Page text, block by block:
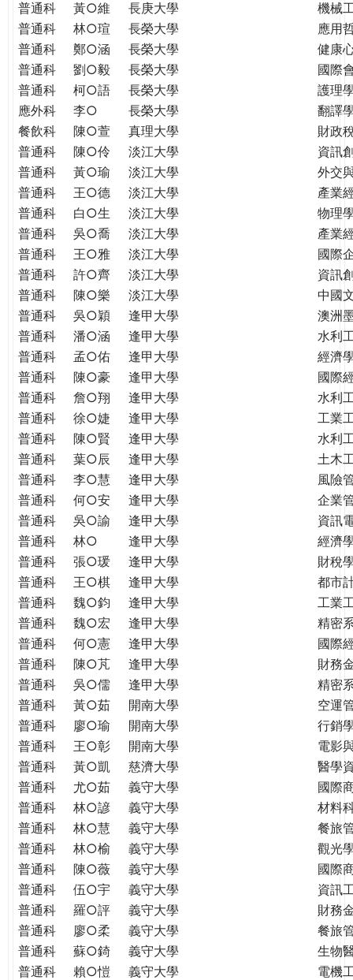
普通科 黃○維 長庚大學
機械
普通科
林○瑄 長榮大學
應用
普通科
鄭○涵 長榮大學
健康
普通科
劉○毅 長榮大學
國際
普通科
柯○語 長榮大學
護理
應外科
李○ 長榮大學
翻譯
餐飲科
陳○萱 真理大學
財政
普通科
陳○伶 淡江大學
資訊
普通科
黃○瑜 淡江大學
外交
普通科
王○德 淡江大學
產業
普通科
白○生 淡江大學
物理
普通科
吳○喬 淡江大學
產業
普通科
王○雅 淡江大學
國際
普通科
許○齊 淡江大學
資訊
普通科
陳○樂 淡江大學
中國
普通科
吳○穎 逢甲大學
澳洲
普通科
潘○涵 逢甲大學
水利
普通科
孟○佑 逢甲大學
經濟
普通科
陳○豪 逢甲大學
國際
普通科
詹○翔 逢甲大學
水利
普通科
徐○婕 逢甲大學
工業
普通科
陳○賢 逢甲大學
水利
普通科
葉○辰 逢甲大學
土木
普通科
李○慧 逢甲大學
風險
普通科
何○安 逢甲大學
企業
普通科
吳○諭 逢甲大學
資訊
普通科
林○ 逢甲大學
經濟
普通科
張○瑗 逢甲大學
財稅
普通科
王○棋 逢甲大學
都市
普通科
魏○鈞 逢甲大學
工業
普通科
魏○宏 逢甲大學
精密
普通科
何○憲 逢甲大學
國際
普通科
陳○芃 逢甲大學
財務
普通科
吳○儒 逢甲大學
精密
普通科
黃○茹 開南大學
空運
普通科
廖○瑜 開南大學
行銷
普通科
王○彰 開南大學
電影
普通科
黃○凱 慈濟大學
醫學
普通科
尤○茹 義守大學
國際
普通科
林○諺 義守大學
材料
普通科
林○慧 義守大學
餐旅
普通科
林○榆 義守大學
觀光
普通科
陳○薇 義守大學
國際
普通科
伍○宇 義守大學
資訊
普通科
羅○評 義守大學
財務
普通科
廖○柔 義守大學
餐旅
普通科
蘇○錡 義守大學
生物
普通科
賴○愷 義守大學
電機